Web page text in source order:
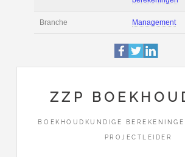
Tarief
Boekhoudsoftware
Boekhouding
ZZP
BOEKHOUDKUNDIGE
PROJECTLEIDER